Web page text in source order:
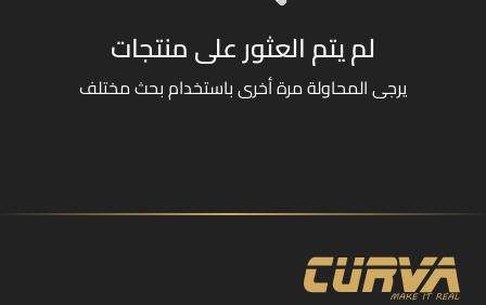
لم يتم العثور على منتجات
يرجى المحاولة مرة أخرى باستخدام بحث مختلف